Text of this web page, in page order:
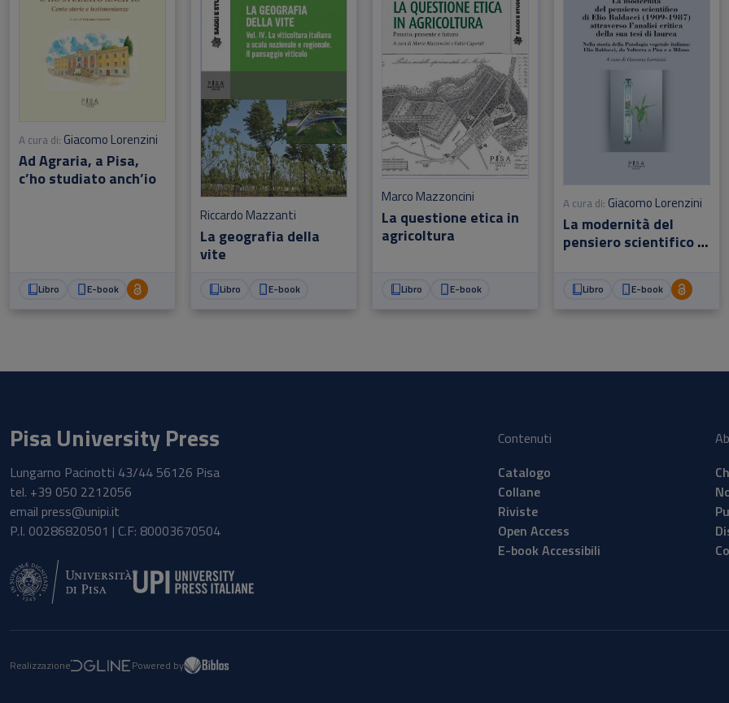
Ad Agraria, a Pisa,
c’ho studiato anch’io
A cura di: Giacomo Lorenzini
Libro E-book
La geografia della
vite
Riccardo Mazzanti
Libro E-book
La questione etica in
agricoltura
Marco Mazzoncini
Libro E-book
La modernità del
pensiero scientifico di
1987) attraverso
l'analisi critica della
sua tesi di laurea
A cura di: Giacomo Lorenzini
Libro E-book
Pisa University Press
Lungarno Pacinotti 43/44 56126 Pisa
tel. +39 050 2212056
email press@unipi.it
P.I. 00286820501 | C.F: 80003670504
Contenuti
Catalogo
Collane
Riviste
Open Access
E-book Accessibili
Realizzazione Powered by